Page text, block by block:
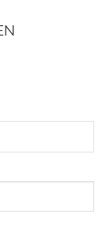
millénaire
s'écrit...